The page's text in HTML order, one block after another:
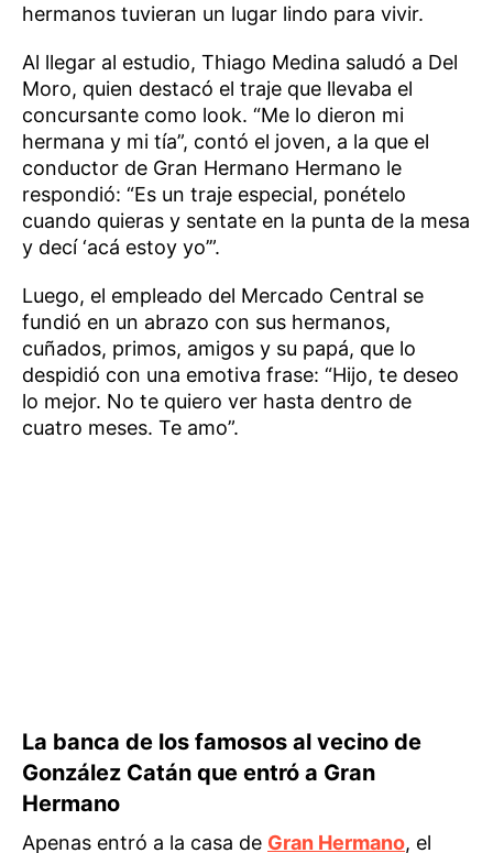
hermanos tuvieran un lugar lindo para vivir.
Al llegar al estudio, Thiago Medina saludó a Del
Moro, quien destacó el traje que llevaba el
concursante como look. “Me lo dieron mi
hermana y mi tía”, contó el joven, a la que el
conductor de Gran Hermano Hermano le
respondió: “Es un traje especial, ponételo
cuando quieras y sentate en la punta de la mesa
y decí ‘acá estoy yo’”.
Luego, el empleado del Mercado Central se
fundió en un abrazo con sus hermanos,
cuñados, primos, amigos y su papá, que lo
despidió con una emotiva frase: “Hijo, te deseo
lo mejor. No te quiero ver hasta dentro de
cuatro meses. Te amo”.
La banca de los famosos al vecino de
González Catán que entró a Gran
Hermano
Apenas entró a la casa de Gran Hermano, el